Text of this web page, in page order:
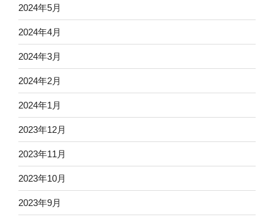
2024年5月
2024年4月
2024年3月
2024年2月
2024年1月
2023年12月
2023年11月
2023年10月
2023年9月